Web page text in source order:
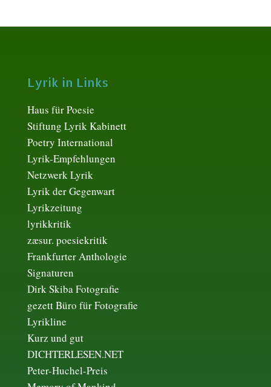
Lyrik in Links
Haus für Poesie
Stiftung Lyrik Kabinett
Poetry International
Lyrik-Empfehlungen
Netzwerk Lyrik
Lyrik der Gegenwart
Lyrikzeitung
lyrikkritik
zæsur. poesiekritik
Frankfurter Anthologie
Signaturen
Dirk Skiba Fotografie
gezett Büro für Fotografie
Lyrikline
Kurz und gut
DICHTERLESEN.NET
Peter-Huchel-Preis